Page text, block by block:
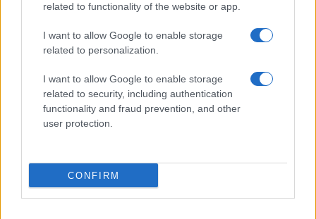
related to functionality of the website or app.
I want to allow Google to enable storage
related to personalization.
I want to allow Google to enable storage
related to security, including authentication
functionality and fraud prevention, and other
user protection.
CONFIRM
ΕΛΛΑΔΑ
Φωτιά στη Βοιωτία: Προφυλακίστηκαν ο
κατηγορούμενοι
7/08/2026 - 11:25πμ